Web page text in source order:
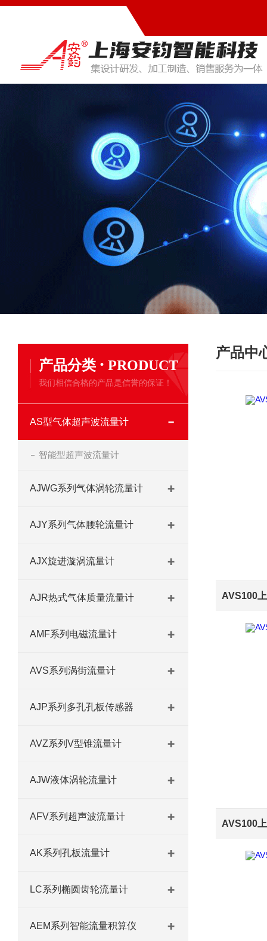
产品分类 · PRODUCT
我们相信合格的产品是信誉的保证！
AS型气体超声波流量计
智能型超声波流量计
AJWG系列气体涡轮流量计
AJY系列气体腰轮流量计
AJX旋进漩涡流量计
AJR热式气体质量流量计
AMF系列电磁流量计
AVS系列涡街流量计
AJP系列多孔孔板传感器
AVZ系列V型锥流量计
AJW液体涡轮流量计
AFV系列超声波流量计
AK系列孔板流量计
LC系列椭圆齿轮流量计
AEM系列智能流量积算仪
产品中